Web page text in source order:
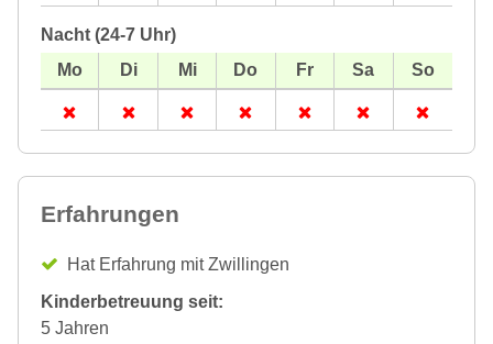
Nacht (24-7 Uhr)
Erfahrungen
Hat Erfahrung mit Zwillingen
Kinderbetreuung seit:
5 Jahren